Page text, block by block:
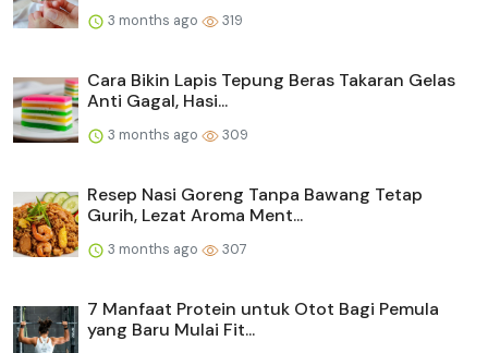
3 months ago 319
Cara Bikin Lapis Tepung Beras Takaran Gelas
Anti Gagal, Hasi...
3 months ago 309
Resep Nasi Goreng Tanpa Bawang Tetap
Gurih, Lezat Aroma Ment...
3 months ago 307
7 Manfaat Protein untuk Otot Bagi Pemula
yang Baru Mulai Fit...